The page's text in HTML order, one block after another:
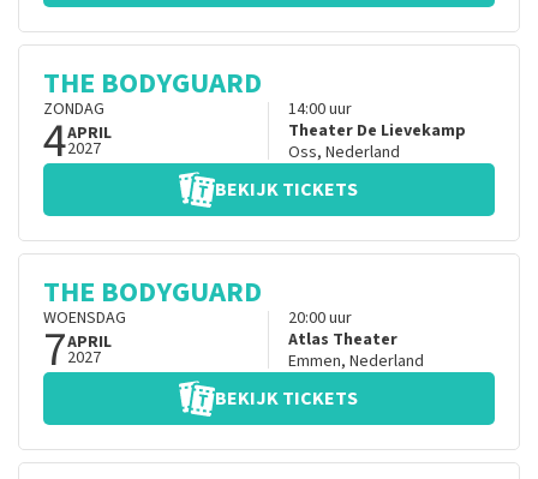
THE BODYGUARD
ZONDAG
4APRIL
2027
14:00uur
Theater De Lievekamp
Oss, Nederland
BEKIJK TICKETS
THE BODYGUARD
WOENSDAG
7APRIL
2027
20:00uur
Atlas Theater
Emmen, Nederland
BEKIJK TICKETS